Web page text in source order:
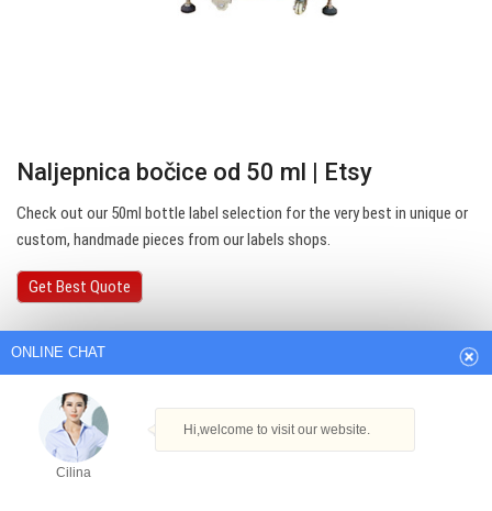
Naljepnica bočice od 50 ml | Etsy
Check out our 50ml bottle label selection for the very best in unique or
custom, handmade pieces from our labels shops.
Get Best Quote
ONLINE CHAT
Cilina